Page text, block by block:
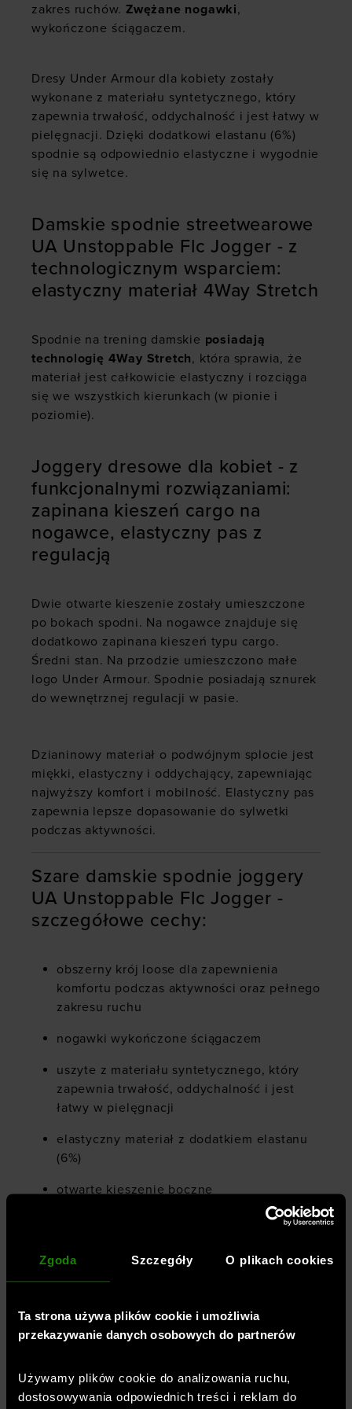
Zgoda Szczegóły O plikach cookies
Ta strona używa plików cookie i umożliwia
przekazywanie danych osobowych do partnerów
Używamy plików cookie do analizowania ruchu,
dostosowywania odpowiednich treści i reklam do
zakres ruchów. Zwężane nogawki,
wykończone ściągaczem.
Dresy Under Armour dla kobiety zostały
wykonane z materiału syntetycznego, który
zapewnia trwałość, oddychalność i jest łatwy w
pielęgnacji. Dzięki dodatkowi elastanu (6%)
spodnie są odpowiednio elastyczne i wygodnie
się na sylwetce.
Damskie spodnie streetwearowe
UA Unstoppable Flc Jogger - z
technologicznym wsparciem:
elastyczny materiał 4Way Stretch
Spodnie na trening damskie posiadają
technologię 4Way Stretch, która sprawia, że
materiał jest całkowicie elastyczny i rozciąga
się we wszystkich kierunkach (w pionie i
poziomie).
Joggery dresowe dla kobiet - z
funkcjonalnymi rozwiązaniami:
zapinana kieszeń cargo na
nogawce, elastyczny pas z
regulacją
Dwie otwarte kieszenie zostały umieszczone
po bokach spodni. Na nogawce znajduje się
dodatkowo zapinana kieszeń typu cargo.
Średni stan. Na przodzie umieszczono małe
logo Under Armour. Spodnie posiadają sznurek
do wewnętrznej regulacji w pasie.
Dzianinowy materiał o podwójnym splocie jest
miękki, elastyczny i oddychający, zapewniając
najwyższy komfort i mobilność. Elastyczny pas
zapewnia lepsze dopasowanie do sylwetki
podczas aktywności.
Szare damskie spodnie joggery
UA Unstoppable Flc Jogger -
szczegółowe cechy:
obszerny krój loose dla zapewnienia
komfortu podczas aktywności oraz pełnego
zakresu ruchu
nogawki wykończone ściągaczem
uszyte z materiału syntetycznego, który
zapewnia trwałość, oddychalność i jest
łatwy w pielęgnacji
elastyczny materiał z dodatkiem elastanu
(6%)
otwarte kieszenie boczne
zapinana kieszeń cargo na nogawce
średni stan
małe logo z przodu
elastyczny pas z wewnętrzną regulacją za
pomocą sznurka
podwójnym splocie